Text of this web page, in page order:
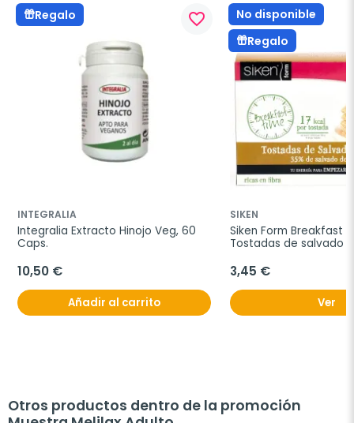
Regalo favorite_border
INTEGRALIA
Integralia Extracto Hinojo Veg, 60
Caps.
10,50 €
Añadir al carrito
No disponible
Regalo
SIKEN
Siken Form Breakfast
Tostadas de salvado
3,45 €
Ver
Otros productos dentro de la promoción